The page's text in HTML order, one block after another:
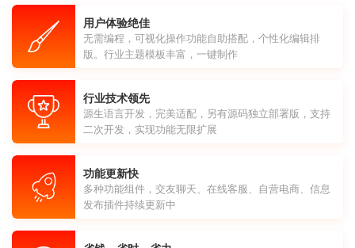
用户体验绝佳
无需编程，可视化操作功能自助搭配，个性化编辑排
版。行业主题模板丰富，一键制作
行业技术领先
源生语言开发，完美适配，另有源码独立部署版，支持
二次开发，实现功能无限扩展
功能更新快
多种功能组件，交友聊天、在线客服、自营电商、信息
发布插件持续更新中